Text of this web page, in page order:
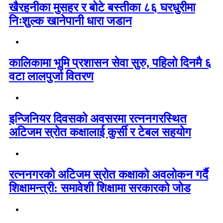
खैरहनीका मुसहर र बोटे बस्तीका ८६ घरधुरीमा
निःशुल्क खानेपानी धारा जडान
कालिकामा भूमि प्रशासन सेवा सुरु, पहिलो दिनमै ६
वटा लालपुर्जा वितरण
इन्जिनियर दिवसको अवसरमा रत्ननगरस्थित
अटिजम स्रोत कक्षालाई कुर्सी र टेबल सहयोग
रत्ननगरको अटिजम स्रोत कक्षाको अवलोकन गर्दै
शिक्षामन्त्री: समावेशी शिक्षामा सरकारको जोड